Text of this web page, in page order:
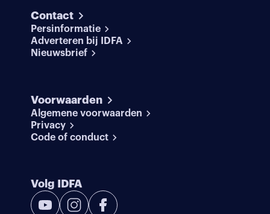
Contact
Persinformatie
Adverteren bij IDFA
Nieuwsbrief
Voorwaarden
Algemene voorwaarden
Privacy
Code of conduct
Volg IDFA